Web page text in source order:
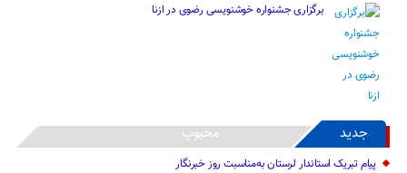
برگزاری جشنواره خوشنویسی رضوی در ازنا
جدید محبوب
پیام تبریک استاندار لرستان به‌مناسبت روز خبرنگار